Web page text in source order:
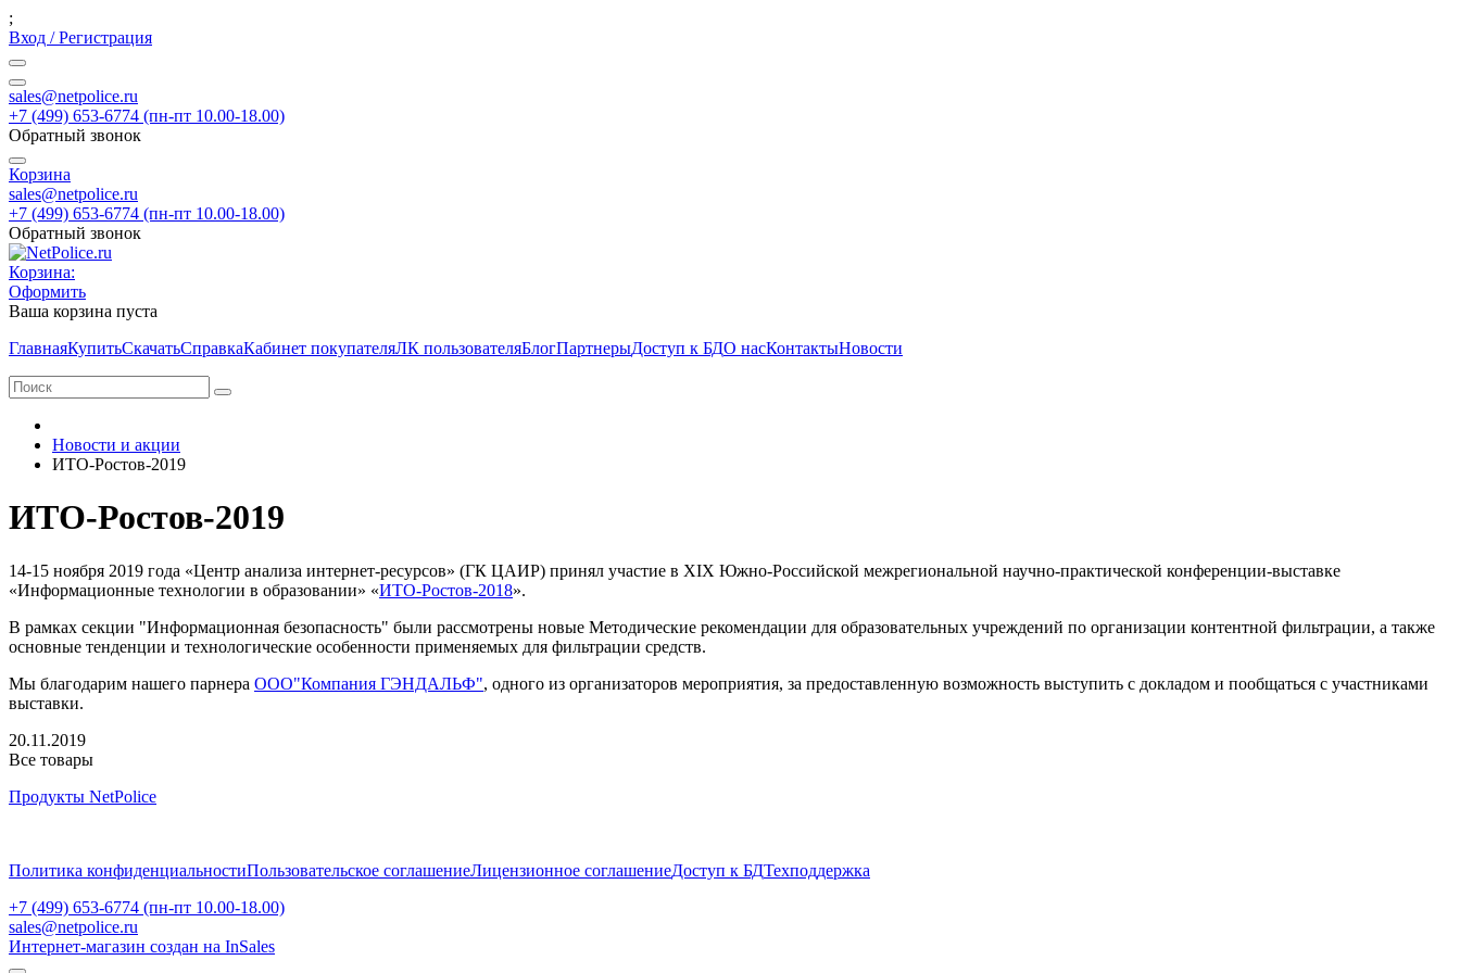
;
Вход / Регистрация
sales@netpolice.ru
+7 (499) 653-6774 (пн-пт 10.00-18.00)
Обратный звонок
Корзина
sales@netpolice.ru
+7 (499) 653-6774 (пн-пт 10.00-18.00)
Обратный звонок
Корзина:
Оформить
Ваша корзина пуста
ГлавнаяКупитьСкачатьСправкаКабинет покупателяЛК пользователяБлогПартнерыДоступ к БДО насКонтактыНовости
Новости и акции
ИТО-Ростов-2019
ИТО-Ростов-2019
14-15 ноября 2019 года «Центр анализа интернет-ресурсов» (ГК ЦАИР) принял участие в XIX Южно-Российской межрегиональной научно-практической конференции-выставке
«Информационные технологии в образовании» «ИTO-Ростов-2018».
В рамках секции "Информационная безопасность" были рассмотрены новые Методические рекомендации для образовательных учреждений по организации контентной фильтрации, а также
основные тенденции и технологические особенности применяемых для фильтрации средств.
Мы благодарим нашего парнера ООО"Компания ГЭНДАЛЬФ", одного из организаторов мероприятия, за предоставленную возможность выступить с докладом и пообщаться с участниками
выставки.
20.11.2019
Все товары
Продукты NetPolice
Политика конфиденциальностиПользовательское соглашениеЛицензионное соглашениеДоступ к БДТехподдержка
+7 (499) 653-6774 (пн-пт 10.00-18.00)
sales@netpolice.ru
Интернет-магазин создан на InSales